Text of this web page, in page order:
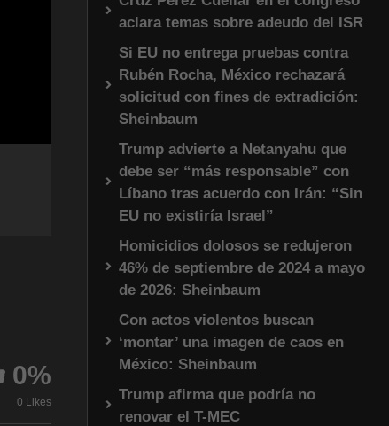
0%
0 Likes
aclara temas sobre adeudo del ISR
Si EU no entrega pruebas contra
Rubén Rocha, México rechazará
solicitud con fines de extradición:
Sheinbaum
Trump advierte a Netanyahu que
debe ser “más responsable” con
Líbano tras acuerdo con Irán: “Sin
EU no existiría Israel”
Homicidios dolosos se redujeron
46% de septiembre de 2024 a mayo
de 2026: Sheinbaum
Con actos violentos buscan
‘montar’ una imagen de caos en
México: Sheinbaum
Trump afirma que podría no
renovar el T-MEC